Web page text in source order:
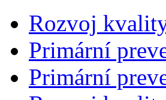
Rozvoj
Primární
Primární